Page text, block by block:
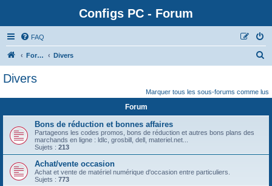
Configs PC - Forum
FAQ
Forum Divers
Divers
Marquer tous les sous-forums comme lus
Forum
Bons de réduction et bonnes affaires
Partageons les codes promos, bons de réduction et autres bons plans des
marchands en ligne : ldlc, grosbill, dell, materiel.net...
Sujets : 213
Achat/vente occasion
Achat et vente de matériel numérique d'occasion entre particuliers.
Sujets : 773